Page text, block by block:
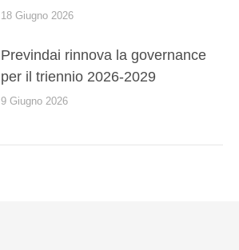
18 Giugno 2026
Previndai rinnova la governance
per il triennio 2026-2029
9 Giugno 2026